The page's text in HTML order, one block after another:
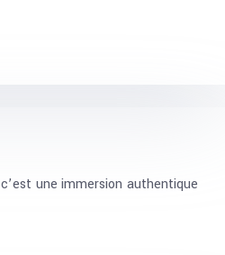
une immersion authentique